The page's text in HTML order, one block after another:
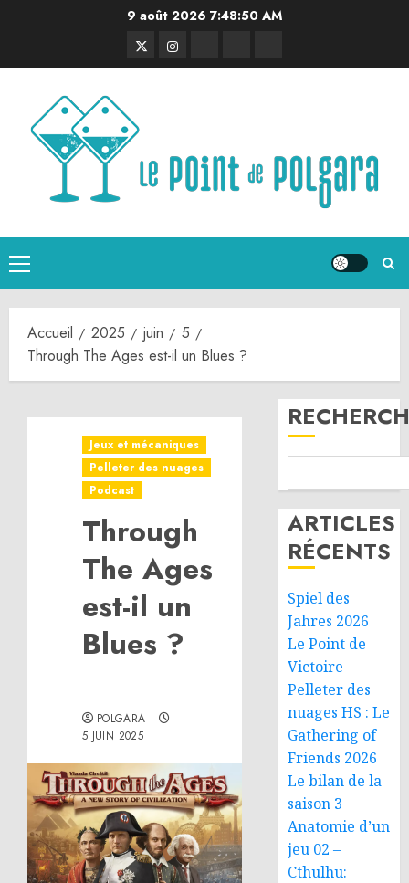
9 août 20267:48:51 AM
TwitterInstagram
Menu
principal
Accueil 2025 juin
5
Through The Ages est-il un Blues ?
Jeux et mécaniques
Pelleter des nuages
Podcast
Through
The Ages
est-il un
Blues ?
POLGARA
5 JUIN 2025
ARTICLES
RÉCENTS
Spiel des
Jahres 2026
Le Point de
Victoire
Pelleter des
nuages HS : Le
Gathering of
Friends 2026
Le bilan de la
saison 3
Anatomie d’un
jeu 02 –
Cthulhu: